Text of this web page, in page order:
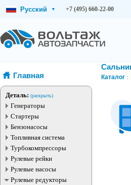
Русский ▾ +7 (495) 660-22-00
Главная
Деталь: (раскрыть)
Генераторы
Стартеры
Бензонасосы
Топливная система
Турбокомпрессоры
Рулевые рейки
Рулевые насосы
Рулевые редукторы
Каталог